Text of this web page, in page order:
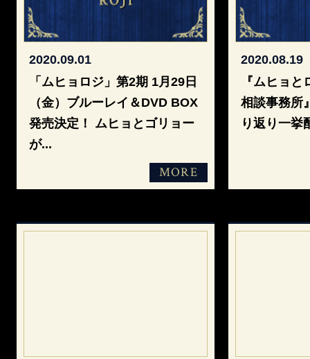
2020.09.01
「ムヒョロジ」第2期 1月29日
（金）ブルーレイ＆DVD BOX
発売決定！ ムヒョとゴリョー
が...
MORE
2020.08.19
『ムヒョ
相談事務所
り返り一挙